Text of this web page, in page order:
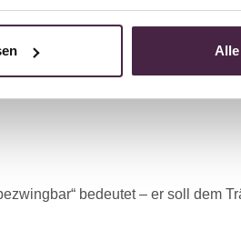
bedeutet – er soll dem